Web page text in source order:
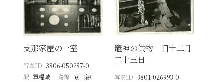
支那家屋の一室
写真ID 3806-050287-0
駅 軍糧城 路線 京山線
竈神の供物 旧十二月
二十三日
写真ID 3801-026993-0